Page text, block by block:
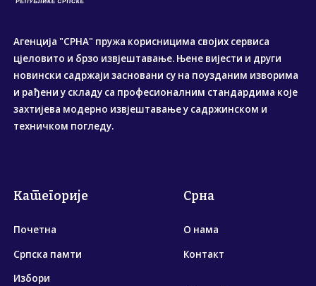
Агенција "СРНА" пружа корисницима својих сервиса
цјеловито и брзо извјештавање. Њене вијести и други
новински садржаји засновани су на поузданим изворима
и рађени у складу са професионалним стандардима које
захтијева модерно извјештавање у садржинском и
техничком погледу.
Категорије
Почетна
Српска памти
Избори
Срна
О нама
Контакт